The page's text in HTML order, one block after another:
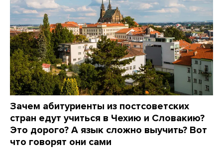
Зачем абитуриенты из постсоветских
стран едут учиться в Чехию и Словакию?
Это дорого? А язык сложно выучить? Вот
что говорят они сами